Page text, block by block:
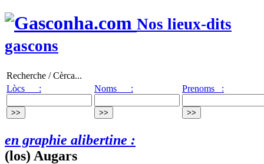
Nos lieux-dits
gascons
Recherche / Cèrca...
Lòcs :
Noms : Prenoms :
en graphie alibertine :
(los) Augars